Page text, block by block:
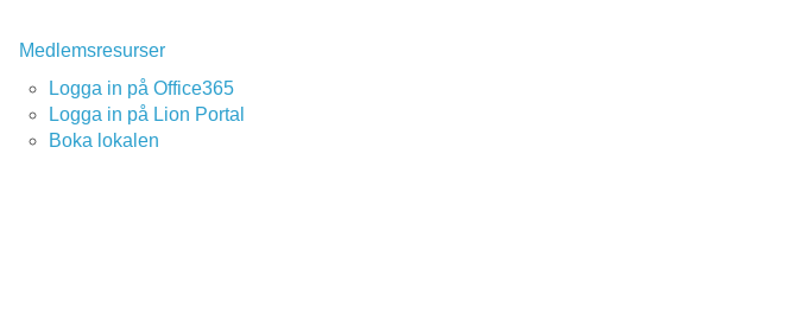
Medlemsresurser
Logga in på Office365
Logga in på Lion Portal
Boka lokalen